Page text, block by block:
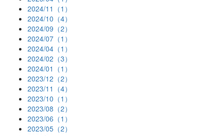
2024/11（1）
2024/10（4）
2024/09（2）
2024/07（1）
2024/04（1）
2024/02（3）
2024/01（1）
2023/12（2）
2023/11（4）
2023/10（1）
2023/08（2）
2023/06（1）
2023/05（2）